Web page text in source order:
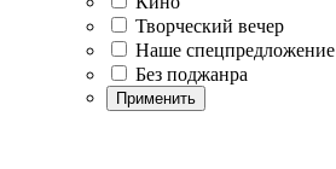
Творческий вечер
Наше спецпредложение
Без поджанра
Применить